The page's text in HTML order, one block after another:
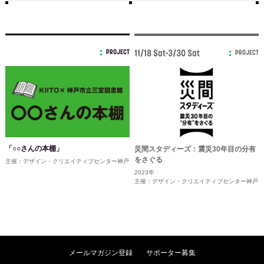
PROJECT
「○○さんの本棚」
主催：デザイン・クリエイティブセンター神戸
11/18 Sat-3/30 Sat PROJECT
災間スタディーズ：震災30年目の分有
をさぐる
2023年
主催：デザイン・クリエイティブセンター神戸
メールマガジン登録 サポーター募集